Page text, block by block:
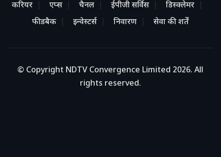
करियर
एप्स चैनल ईपीजी सर्विस
डिस्क्लेमर
फीडबैक
इन्वेस्टर्स निवारण सेवा की शर्तें
© Copyright NDTV Convergence Limited 2026. All
rights reserved.